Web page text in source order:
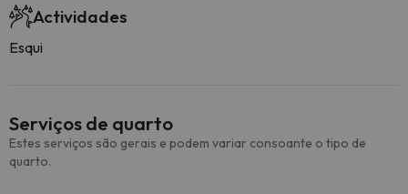
Actividades
Esqui
Serviços de quarto
Estes serviços são gerais e podem variar consoante o tipo de
quarto.